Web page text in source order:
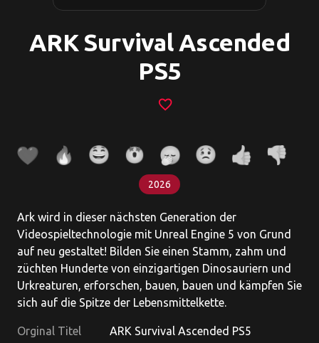
ARK Survival Ascended
PS5
favorite_border
2026
Ark wird in dieser nächsten Generation der
Videospieltechnologie mit Unreal Engine 5 von Grund
auf neu gestaltet! Bilden Sie einen Stamm, zahm und
züchten Hunderte von einzigartigen Dinosauriern und
Urkreaturen, erforschen, bauen, bauen und kämpfen Sie
sich auf die Spitze der Lebensmittelkette.
Orginal Titel
ARK Survival Ascended PS5